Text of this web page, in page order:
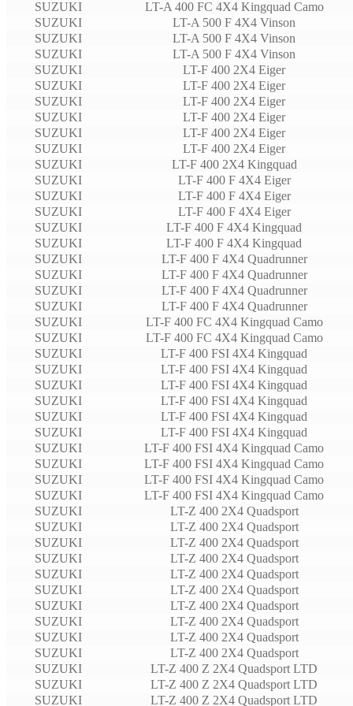
SUZUKI
LT-A 400 FC 4X4 Kingquad Camo
SUZUKI
LT-A 500 F 4X4 Vinson
SUZUKI
LT-A 500 F 4X4 Vinson
SUZUKI
LT-A 500 F 4X4 Vinson
SUZUKI
LT-F 400 2X4 Eiger
SUZUKI
LT-F 400 2X4 Eiger
SUZUKI
LT-F 400 2X4 Eiger
SUZUKI
LT-F 400 2X4 Eiger
SUZUKI
LT-F 400 2X4 Eiger
SUZUKI
LT-F 400 2X4 Eiger
SUZUKI
LT-F 400 2X4 Kingquad
SUZUKI
LT-F 400 F 4X4 Eiger
SUZUKI
LT-F 400 F 4X4 Eiger
SUZUKI
LT-F 400 F 4X4 Eiger
SUZUKI
LT-F 400 F 4X4 Kingquad
SUZUKI
LT-F 400 F 4X4 Kingquad
SUZUKI
LT-F 400 F 4X4 Quadrunner
SUZUKI
LT-F 400 F 4X4 Quadrunner
SUZUKI
LT-F 400 F 4X4 Quadrunner
SUZUKI
LT-F 400 F 4X4 Quadrunner
SUZUKI
LT-F 400 FC 4X4 Kingquad Camo
SUZUKI
LT-F 400 FC 4X4 Kingquad Camo
SUZUKI
LT-F 400 FSI 4X4 Kingquad
SUZUKI
LT-F 400 FSI 4X4 Kingquad
SUZUKI
LT-F 400 FSI 4X4 Kingquad
SUZUKI
LT-F 400 FSI 4X4 Kingquad
SUZUKI
LT-F 400 FSI 4X4 Kingquad
SUZUKI
LT-F 400 FSI 4X4 Kingquad
SUZUKI
LT-F 400 FSI 4X4 Kingquad Camo
SUZUKI
LT-F 400 FSI 4X4 Kingquad Camo
SUZUKI
LT-F 400 FSI 4X4 Kingquad Camo
SUZUKI
LT-F 400 FSI 4X4 Kingquad Camo
SUZUKI
LT-Z 400 2X4 Quadsport
SUZUKI
LT-Z 400 2X4 Quadsport
SUZUKI
LT-Z 400 2X4 Quadsport
SUZUKI
LT-Z 400 2X4 Quadsport
SUZUKI
LT-Z 400 2X4 Quadsport
SUZUKI
LT-Z 400 2X4 Quadsport
SUZUKI
LT-Z 400 2X4 Quadsport
SUZUKI
LT-Z 400 2X4 Quadsport
SUZUKI
LT-Z 400 2X4 Quadsport
SUZUKI
LT-Z 400 2X4 Quadsport
SUZUKI
LT-Z 400 Z 2X4 Quadsport LTD
SUZUKI
LT-Z 400 Z 2X4 Quadsport LTD
SUZUKI
LT-Z 400 Z 2X4 Quadsport LTD